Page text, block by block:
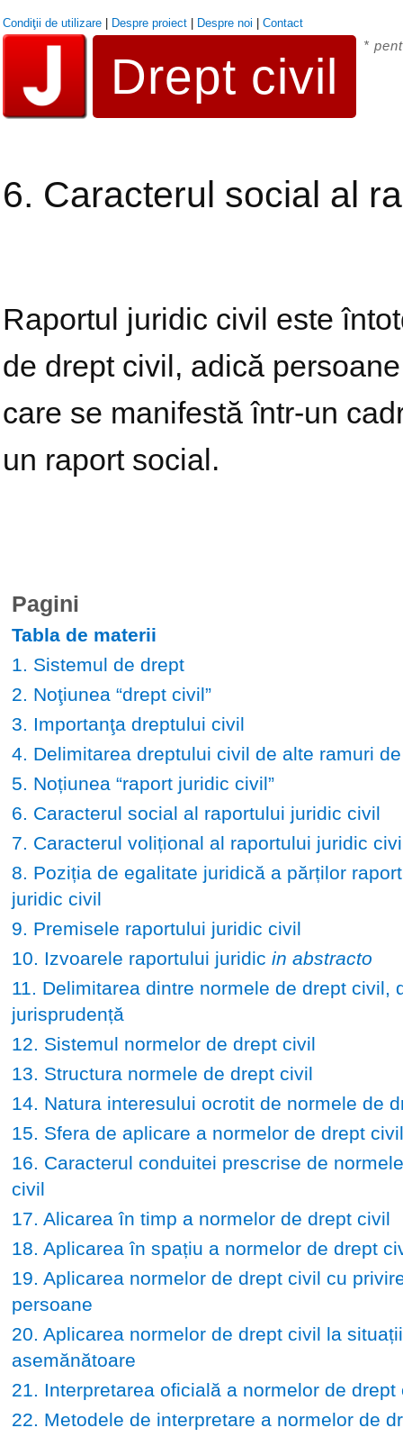
Condiţii de utilizare| Despre proiect| Despre noi Contact
Drept civil
*
6. Caracterul social al
Raportul juridic civil este
de drept civil, adică
care se manifestă într-un
un raport social.
Pagini
Tabla de materii
1. Sistemul de drept
2. Noţiunea “drept civil”
3. Importanţa dreptului civil
4. Delimitarea dreptului civil de alte ramuri
5. Noțiunea “raport juridic civil”
6. Caracterul social al raportului juridic civil
7. Caracterul volițional al raportului juridic
8. Poziția de egalitate juridică a părților
juridic civil
9. Premisele raportului juridic civil
10. Izvoarele raportului juridic in abstracto
11. Delimitarea dintre normele de drept civil,
jurisprudență
12. Sistemul normelor de drept civil
13. Structura normele de drept civil
14. Natura interesului ocrotit de normele de
15. Sfera de aplicare a normelor de drept civil
16. Caracterul conduitei prescrise de
civil
17. Alicarea în timp a normelor de drept civil
18. Aplicarea în spațiu a normelor de drept
19. Aplicarea normelor de drept civil cu
persoane
20. Aplicarea normelor de drept civil la situații
asemănătoare
21. Interpretarea oficială a normelor de drept
22. Metodele de interpretare a normelor de